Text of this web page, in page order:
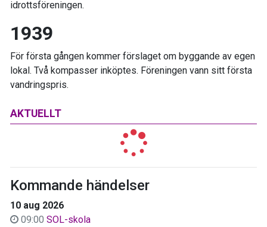
AKTUELLT
Kommande händelser
10 aug 2026
09:00 SOL-skola
idrottsföreningen.
1939
För första gången kommer förslaget om byggande av egen
lokal. Två kompasser inköptes. Föreningen vann sitt första
vandringspris.